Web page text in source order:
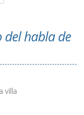
del habla de
villa